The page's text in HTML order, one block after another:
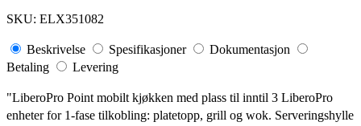
SKU: ELX351082
Beskrivelse Spesifikasjoner
Dokumentasjon
Betaling
Levering
"LiberoPro Point mobilt kjøkken med plass til inntil 3 LiberoPro
enheter for 1-fase tilkobling: platetopp, grill og wok. Serveringshylle